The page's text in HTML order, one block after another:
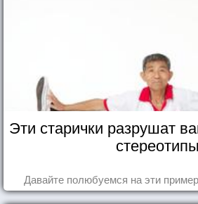
Эти старички разрушат
стереотипы
Давайте полюбуемся на эти